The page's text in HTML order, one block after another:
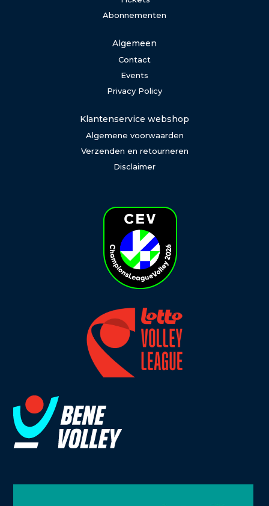
Abonnementen
Algemeen
Contact
Events
Privacy Policy
Klantenservice webshop
Algemene voorwaarden
Verzenden en retourneren
Disclaimer